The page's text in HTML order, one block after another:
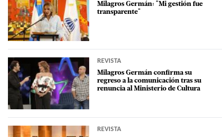
Milagros Germán: "Mi gestión fue
transparente"
REVISTA
Milagros Germán confirma su
regreso a la comunicación tras su
renuncia al Ministerio de Cultura
REVISTA